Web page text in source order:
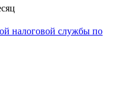
налоговой службы по